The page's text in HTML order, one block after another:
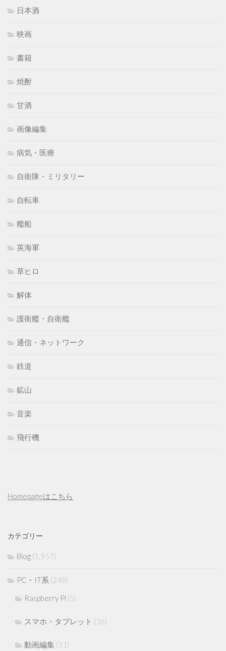
日本酒
映画
書籍
焼酎
甘酒
画像編集
病気・医療
自衛隊・ミリタリー
自転車
艦船
英海軍
草ヒロ
解体
護衛艦・自衛艦
通信・ネットワーク
鉄道
鉱山
音楽
飛行機
Homepageはこちら
カテゴリー
Blog (1,957)
PC・IT系 (248)
Raspberry Pi (5)
スマホ・タブレット (36)
動画編集 (31)